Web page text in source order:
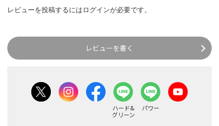
レビューを投稿するにはログインが必要です。
レビューを書く
ハード&
グリーン
パワー